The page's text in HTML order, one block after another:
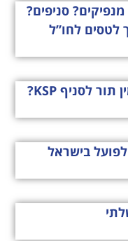
מנפיקים? סניפים?
לטסים לחו”ל
בישראל